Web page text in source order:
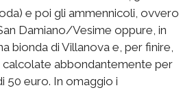
e poi gli ammennicoli, ovvero
Damiano/Vesime oppure, in
bionda di Villanova e, per finire,
calcolate abbondantemente per
50 euro. In omaggio i